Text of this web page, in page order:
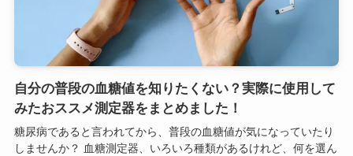
自分の普段の血糖値を知りたくない？実際に使用して
みたおススメ測定器をまとめました！
糖尿病であると言われてから、普段の血糖値が気になっていたり
しませんか？ 血糖測定器、いろいろ種類があるけれど、何を選ん